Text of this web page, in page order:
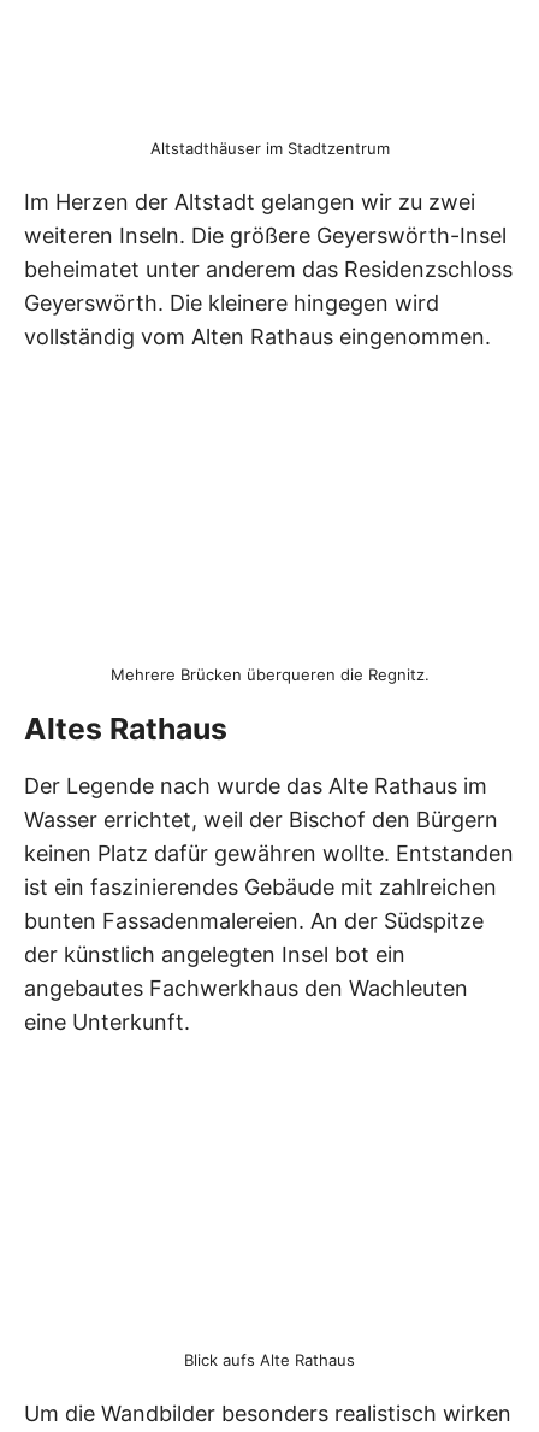
Altstadthäuser im Stadtzentrum
Im Herzen der Altstadt gelangen wir zu zwei
weiteren Inseln. Die größere Geyerswörth-Insel
beheimatet unter anderem das Residenzschloss
Geyerswörth. Die kleinere hingegen wird
vollständig vom Alten Rathaus eingenommen.
Mehrere Brücken überqueren die Regnitz.
Altes Rathaus
Der Legende nach wurde das Alte Rathaus im
Wasser errichtet, weil der Bischof den Bürgern
keinen Platz dafür gewähren wollte. Entstanden
ist ein faszinierendes Gebäude mit zahlreichen
bunten Fassadenmalereien. An der Südspitze
der künstlich angelegten Insel bot ein
angebautes Fachwerkhaus den Wachleuten
eine Unterkunft.
Blick aufs Alte Rathaus
Um die Wandbilder besonders realistisch wirken